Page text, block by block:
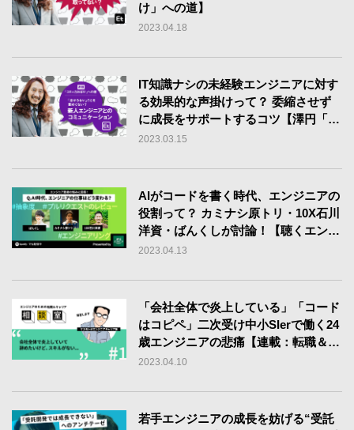
け」への道】
2023.04.18
IT知識ナシの未経験エンジニアに対す
る効果的な声掛けって？ 委縮させず
に成長をサポートするコツ【澤円「コ
ミュ力おばけ」への道】
2023.03.15
AIがコードを書く時代、エンジニアの
役割って？ カミナシ原トリ・10X石川
洋資・ばんくしが討論！【聴くエンジ
ニアtype Vol.21】
2023.04.13
「会社全体で炎上している」「コード
はコピペ」二次受け中小SIerで働く24
歳エンジニアの悲痛【連載：転職＆キ
ャリア相談室】
2023.04.10
若手エンジニアの成長を妨げる“受託